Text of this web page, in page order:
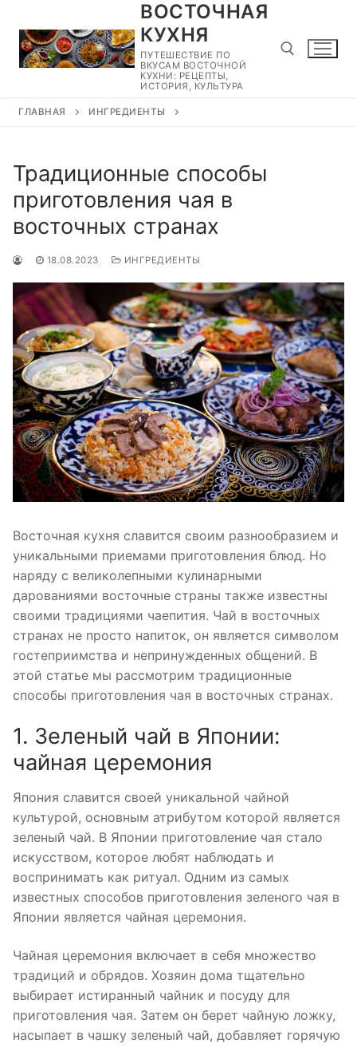
содержимому
ВОСТОЧНАЯ
КУХНЯ
ПУТЕШЕСТВИЕ ПО
ВКУСАМ ВОСТОЧНОЙ
КУХНИ: РЕЦЕПТЫ,
ИСТОРИЯ, КУЛЬТУРА
ГЛАВНАЯ ИНГРЕДИЕНТЫ
Традиционные способы
приготовления чая в
восточных странах
18.08.2023 ИНГРЕДИЕНТЫ
Восточная кухня славится своим разнообразием и
уникальными приемами приготовления блюд. Но
наряду с великолепными кулинарными
дарованиями восточные страны также известны
своими традициями чаепития. Чай в восточных
странах не просто напиток, он является символом
гостеприимства и непринужденных общений. В
этой статье мы рассмотрим традиционные
способы приготовления чая в восточных странах.
1. Зеленый чай в Японии:
чайная церемония
Япония славится своей уникальной чайной
культурой, основным атрибутом которой является
зеленый чай. В Японии приготовление чая стало
искусством, которое любят наблюдать и
воспринимать как ритуал. Одним из самых
известных способов приготовления зеленого чая в
Японии является чайная церемония.
Чайная церемония включает в себя множество
традиций и обрядов. Хозяин дома тщательно
выбирает истиранный чайник и посуду для
приготовления чая. Затем он берет чайную ложку,
насыпает в чашку зеленый чай, добавляет горячую